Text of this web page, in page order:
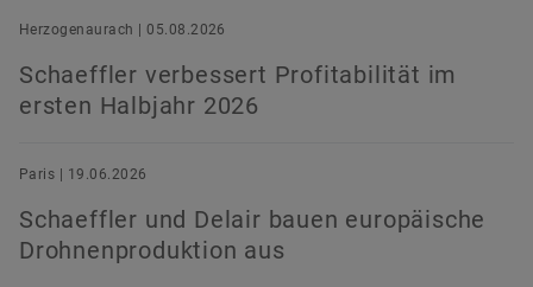
Herzogenaurach | 05.08.2026
Schaeffler verbessert Profitabilität im
ersten Halbjahr 2026
Paris | 19.06.2026
Schaeffler und Delair bauen europäische
Drohnenproduktion aus